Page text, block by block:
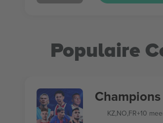
Populaire
KZ,NO,FR+10